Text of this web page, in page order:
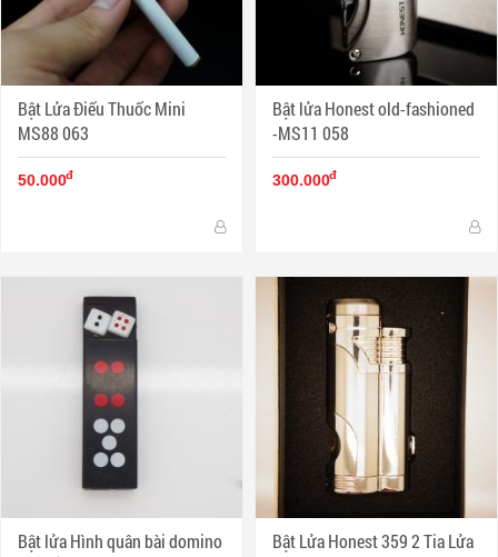
Bật Lửa Điếu Thuốc Mini
MS88 063
50.000đ
Bật lửa Honest old-fashioned
-MS11 058
300.000đ
Bật lửa Hình quân bài domino
Bật Lửa Honest 359 2 Tia Lửa